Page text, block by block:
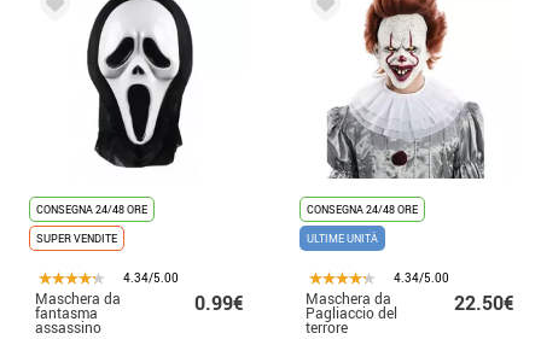
CONSEGNA 24/48 ORE
SUPER VENDITE
4.34/5.00
Maschera da
fantasma
assassino
0.99€
CONSEGNA 24/48 ORE
ULTIME UNITÀ
4.34/5.00
Maschera da
Pagliaccio del
terrore
22.50€